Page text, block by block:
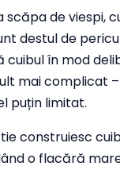
de viespi,
destul de
cuibul în mod
mai complicat
puțin limitat.
construiesc
o flacără